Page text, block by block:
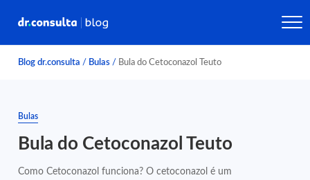
Blog dr.consulta / Bulas / Bula do Cetoconazol Teuto
Bulas
Bula do Cetoconazol Teuto
Como Cetoconazol funciona? O cetoconazol é um